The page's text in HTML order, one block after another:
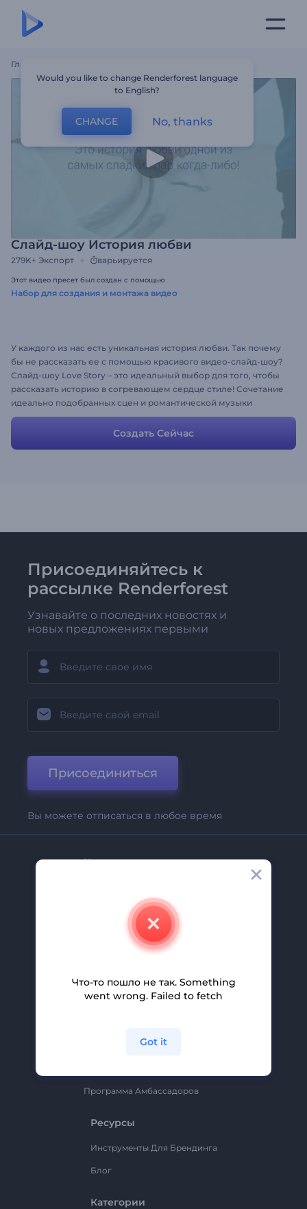
Главная
Слайд-шоу История любви
279K+ Экспорт варьируется
Этот видео пресет был создан с помощью
Набор для создания и монтажа видео
У каждого из нас есть уникальная история любви. Так почему
бы не рассказать ее с помощью красивого видео-слайд-шоу?
Слайд-шоу Love Story – это идеальный выбор для того, чтобы
рассказать историю в согревающем сердце стиле! Сочетание
идеально подобранных сцен и романтической музыки
сделает вашу историю невероятной. Просто добавьте
собственные изображения, измените тексты и превратите
вашу историю любви в уникальный сюрприз на День Святого
Создать Сейчас
Присоединяйтесь к
рассылке Renderforest
Узнавайте о последних новостях и
новых предложениях первыми
Присоединиться
Вы можете отписаться в любое время
Компания
Свяжитесь С Нами
Помощь И Поддержка
Партнерская Программа
Политика Конфиденциальности
Программа Амбассадоров
Ресурсы
Инструменты Для Брендинга
Блог
Категории
Would you like to change Renderforest language
to English?
CHANGE No, thanks
Что-то пошло не так. Something
went wrong. Failed to fetch
Got it